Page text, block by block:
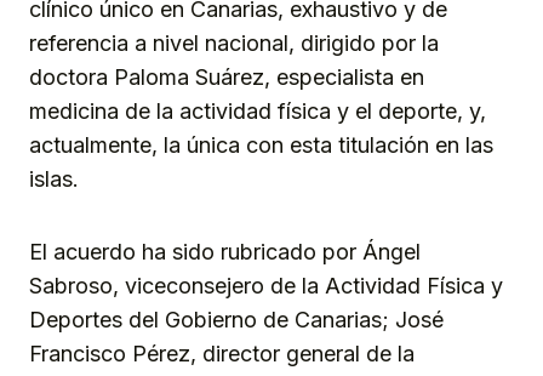
clínico único en Canarias, exhaustivo y de
referencia a nivel nacional, dirigido por la
doctora Paloma Suárez, especialista en
medicina de la actividad física y el deporte, y,
actualmente, la única con esta titulación en las
islas.
El acuerdo ha sido rubricado por Ángel
Sabroso, viceconsejero de la Actividad Física y
Deportes del Gobierno de Canarias; José
Francisco Pérez, director general de la